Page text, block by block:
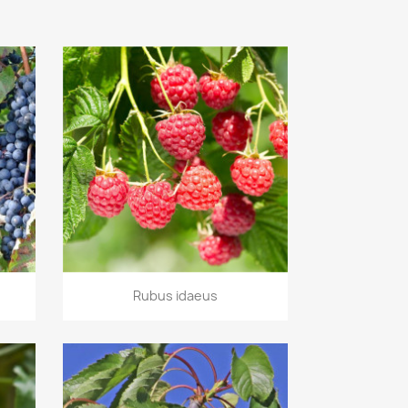
Vista rápida
Rubus idaeus